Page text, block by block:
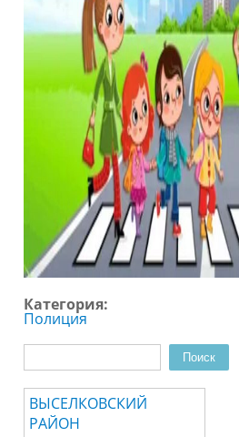
Категория:
Полиция
Поиск
ВЫСЕЛКОВСКИЙ
РАЙОН